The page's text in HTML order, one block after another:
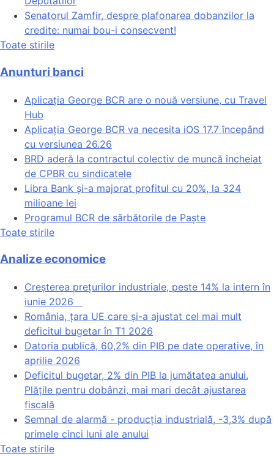
Senatorul Zamfir, despre plafonarea dobanzilor la
credite: numai bou-i consecvent!
Toate stirile
Anunturi banci
Aplicația George BCR are o nouă versiune, cu Travel
Hub
Aplicația George BCR va necesita iOS 17.7 începând
cu versiunea 26.26
BRD aderă la contractul colectiv de muncă încheiat
de CPBR cu sindicatele
Libra Bank și-a majorat profitul cu 20%, la 324
milioane lei
Programul BCR de sărbătorile de Paște
Toate stirile
Analize economice
Creșterea prețurilor industriale, peste 14% la intern în
iunie 2026
România, țara UE care și-a ajustat cel mai mult
deficitul bugetar în T1 2026
Datoria publică, 60,2% din PIB pe date operative, în
aprilie 2026
Deficitul bugetar, 2% din PIB la jumătatea anului.
Plățile pentru dobânzi, mai mari decât ajustarea
fiscală
Semnal de alarmă - producția industrială, -3,3% după
primele cinci luni ale anului
Toate stirile